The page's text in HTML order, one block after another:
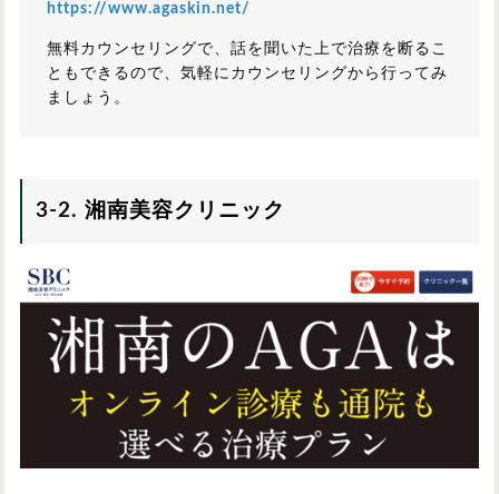
https://www.agaskin.net/
無料カウンセリングで、話を聞いた上で治療を断るこ
ともできるので、気軽にカウンセリングから行ってみ
ましょう。
3-2. 湘南美容クリニック